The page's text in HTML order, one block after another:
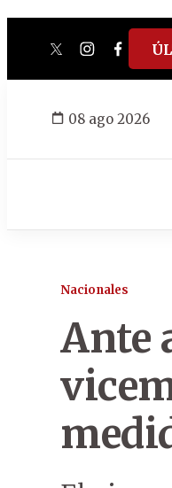
twitterinstagram
08 ago 2026
Nacionales
Ante